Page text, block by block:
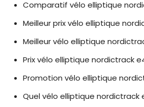
Comparatif vélo elliptique
Meilleur prix vélo elliptique
Meilleur vélo elliptique
Prix vélo elliptique nordictrack
Promotion vélo elliptique
Quel vélo elliptique nordictrack